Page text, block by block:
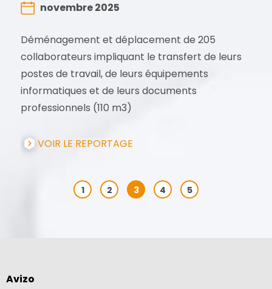
Déménagement et déplacement de 205
collaborateurs impliquant le transfert de leurs
postes de travail, de leurs équipements
informatiques et de leurs documents
professionnels (110 m3)
VOIR LE REPORTAGE
novembre 2025
1 2 3 4 5
Avizo